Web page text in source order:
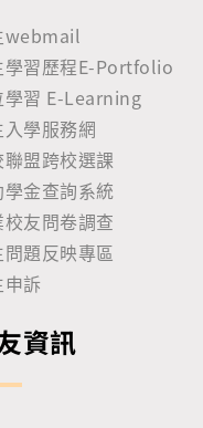
webmail
學習歷程E-Portfolio
學習 E-Learning
學服務網
聯盟跨校選課
學金查詢系統
校友問卷調查
問題反映專區
申訴
資訊